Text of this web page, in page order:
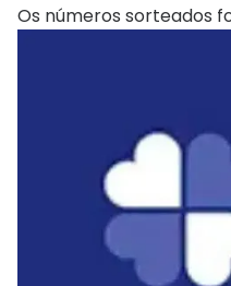
Os números sorteados